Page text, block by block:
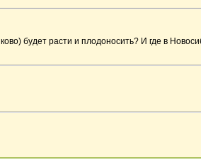
будет расти и плодоносить? И где в